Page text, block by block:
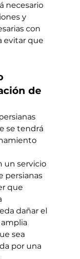
necesario
y
con
evitar que
de
se tendrá
un servicio
persianas
que
dañar el
sea
por una